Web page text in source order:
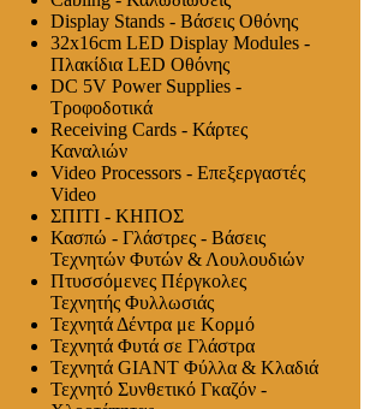
Display Stands - Βάσεις Οθόνης
32x16cm LED Display Modules -
Πλακίδια LED Οθόνης
DC 5V Power Supplies -
Τροφοδοτικά
Receiving Cards - Κάρτες
Καναλιών
Video Processors - Επεξεργαστές
Video
ΣΠΙΤΙ - ΚΗΠΟΣ
Κασπώ - Γλάστρες - Βάσεις
Τεχνητών Φυτών & Λουλουδιών
Πτυσσόμενες Πέργκολες
Τεχνητής Φυλλωσιάς
Τεχνητά Δέντρα με Κορμό
Τεχνητά Φυτά σε Γλάστρα
Τεχνητά GIANT Φύλλα & Κλαδιά
Τεχνητό Συνθετικό Γκαζόν -